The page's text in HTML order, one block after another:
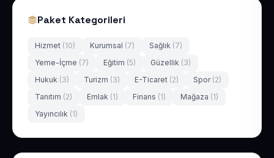
Paket Kategorileri
Hizmet (10) Kurumsal (7) Sağlık (7)
Yeme-İçme (7) Eğitim (5) Güzellik (3)
Hukuk (3) Turizm (3) E-Ticaret (2) Spor (2)
Tanıtım (2) Emlak (1) Finans (1) Mağaza (1)
Yayıncılık (1)